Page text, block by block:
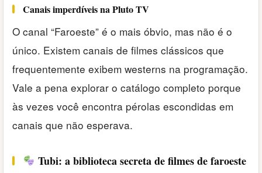
Canais imperdíveis na Pluto TV
O canal “Faroeste” é o mais óbvio, mas não é o
único. Existem canais de filmes clássicos que
frequentemente exibem westerns na programação.
Vale a pena explorar o catálogo completo porque
às vezes você encontra pérolas escondidas em
canais que não esperava.
Tubi: a biblioteca secreta de filmes de faroeste